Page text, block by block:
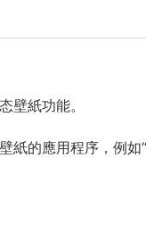
壁紙功能。
的應用程序，例如“